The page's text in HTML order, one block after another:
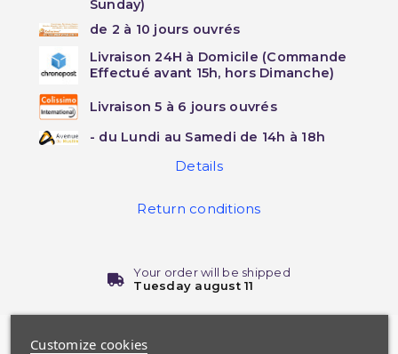
Sunday)
de 2 à 10 jours ouvrés
Livraison 24H à Domicile (Commande
Effectué avant 15h, hors Dimanche)
Livraison 5 à 6 jours ouvrés
- du Lundi au Samedi de 14h à 18h
Details
Return conditions
Your order will be shipped
Tuesday august 11
Customize cookies